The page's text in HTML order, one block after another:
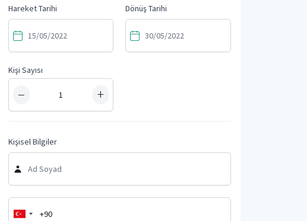
Hareket Tarihi Dönüş Tarihi
Kişi Sayısı
− +
Kişisel Bilgiler